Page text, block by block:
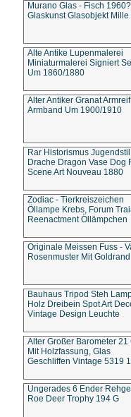
Murano Glas - Fisch 1960?
Glaskunst Glasobjekt Mille
Alte Antike Lupenmalerei
Miniaturmalerei Signiert
Um 1860/1880
Alter Antiker Granat Armreif
Armband Um 1900/1910
Rar Historismus Jugendstil
Drache Dragon Vase Dog
Scene Art Nouveau 1880
Zodiac - Tierkreiszeichen
Öllampe Krebs, Forum
Reenactment Öllämpchen
Originale Meissen Fuss -
Rosenmuster Mit Goldrand
Bauhaus Tripod Steh
Holz Dreibein Spot Art
Vintage Design Leuchte
Alter Großer Barometer 21
Mit Holzfassung, Glas
Geschliffen Vintage 5319
Ungerades 6 Ender
Roe Deer Trophy 194 G